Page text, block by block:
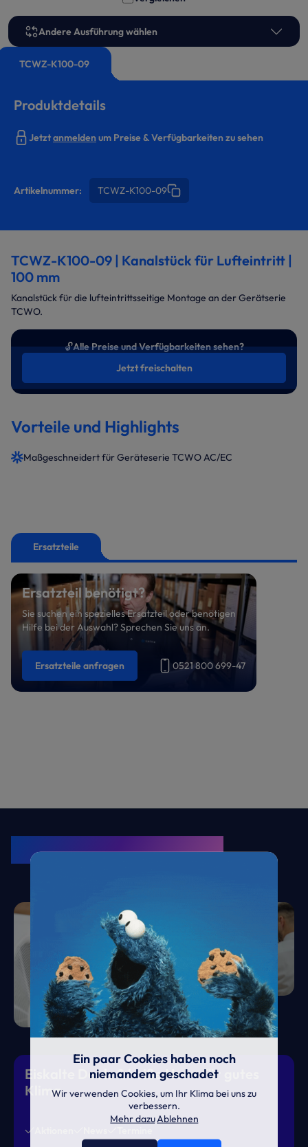
TCWZ-K100-09
Andere Ausführung wählen
Produktdetails
Jetztanmeldenum Preise & Verfügbarkeiten zu sehen
Artikelnummer: TCWZ-K100-09
TCWZ-K100-09 | Kanalstück für Lufteintritt |
100 mm
Kanalstück für die lufteintrittsseitige Montage an der Gerätserie
TCWO.
🔓Alle Preise und Verfügbarkeiten sehen?
Jetzt freischalten
Vorteile und Highlights
Maßgeschneidert für Geräteserie TCWO AC/EC
Ersatzteile
Ersatzteil benötigt?
Sie suchen ein spezielles Ersatzteil oder benötigen
Hilfe bei der Auswahl? Sprechen Sie uns an.
Ersatzteile anfragen 0521 800 699-47
Kälte. Klima. KRONE.
Eiskalte Deals & heiße News für gutes
Klima
Ein paar Cookies haben noch
niemandem geschadet
Wir verwenden Cookies, um Ihr Klima bei uns zu
verbessern.
Mehr dazuAblehnen